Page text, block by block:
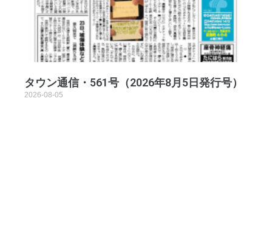
タウン通信・561号（2026年8月5日発行号）
2026-08-05